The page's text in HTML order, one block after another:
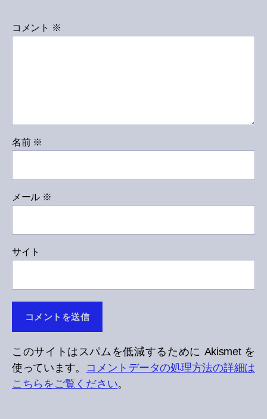
コメント ※
名前 ※
メール ※
サイト
このサイトはスパムを低減するために Akismet を
使っています。 コメントデータの処理方法の詳細は
こちらをご覧ください。